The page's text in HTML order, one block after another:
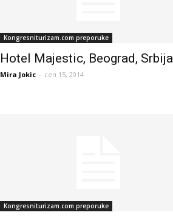
Kongresniturizam.com preporuke
Hotel Majestic, Beograd, Srbija
Mira Jokic - сеп 15, 2014
Kongresniturizam.com preporuke